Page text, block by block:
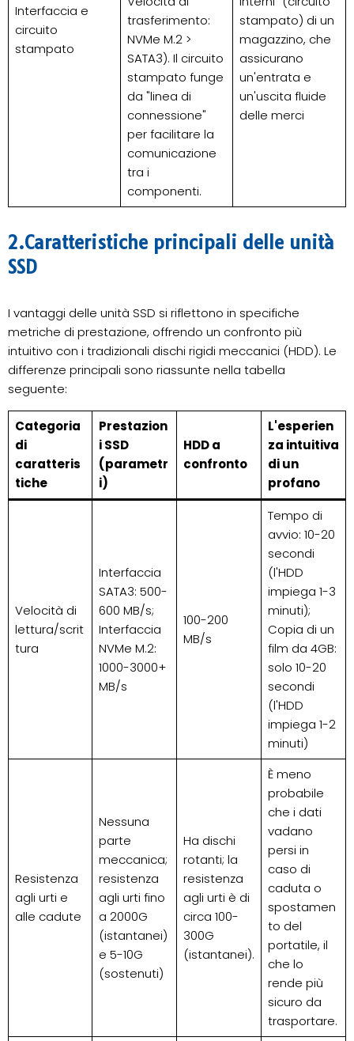
Interfaccia e
circuito
stampato
trasferimento:
NVMe M.2 >
SATA3). Il circuito
stampato funge
da "linea di
connessione"
per facilitare la
comunicazione
tra i
componenti.
stampato) di un
magazzino, che
assicurano
un'entrata e
un'uscita fluide
delle merci
2.Caratteristiche principali delle unità
SSD
I vantaggi delle unità SSD si riflettono in specifiche
metriche di prestazione, offrendo un confronto più
intuitivo con i tradizionali dischi rigidi meccanici (HDD). Le
differenze principali sono riassunte nella tabella
seguente:
Categoria
di
caratteris
tiche
Prestazion
i SSD
(parametr
i)
HDD a
confronto
L'esperien
za intuitiva
di un
profano
Velocità di
lettura/scrit
tura
Interfaccia
SATA3: 500-
600 MB/s;
Interfaccia
NVMe M.2:
1000-3000+
MB/s
100-200
MB/s
Tempo di
avvio: 10-20
secondi
(l'HDD
impiega 1-3
minuti);
Copia di un
film da 4GB:
solo 10-20
secondi
(l'HDD
impiega 1-2
minuti)
Resistenza
agli urti e
alle cadute
Nessuna
parte
meccanica;
resistenza
agli urti fino
a 2000G
(istantanei)
e 5-10G
(sostenuti)
Ha dischi
rotanti; la
resistenza
agli urti è di
circa 100-
300G
(istantanei).
È meno
probabile
che i dati
vadano
persi in
caso di
caduta o
spostamen
to del
portatile, il
che lo
rende più
sicuro da
trasportare.